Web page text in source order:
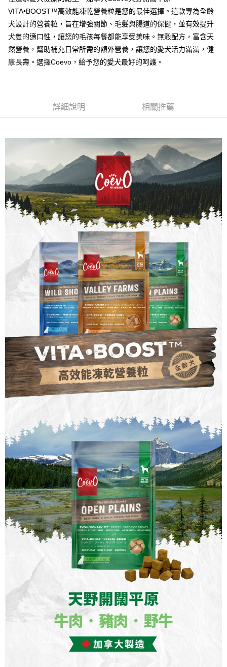
每筆NT$100，滿NT$899(含以上)免運費
海外配送 查看運費
VITA•BOOST™高效能凍乾營養粒是您的最佳選擇。這款專為全齡
犬設計的營養粒，旨在增強關節、毛髮與腸道的保健，並有效提升
犬隻的適口性，讓您的毛孩每餐都能享受美味。無穀配方，富含天
然營養，幫助補充日常所需的額外營養，讓您的愛犬活力滿滿，健
康長壽。選擇Coevo，給予您的愛犬最好的呵護。
詳細說明 相關推薦